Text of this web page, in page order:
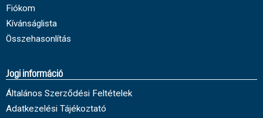
Fiókom
Kívánságlista
Összehasonlítás
Jogi információ
Általános Szerződési Feltételek
Adatkezelési Tájékoztató